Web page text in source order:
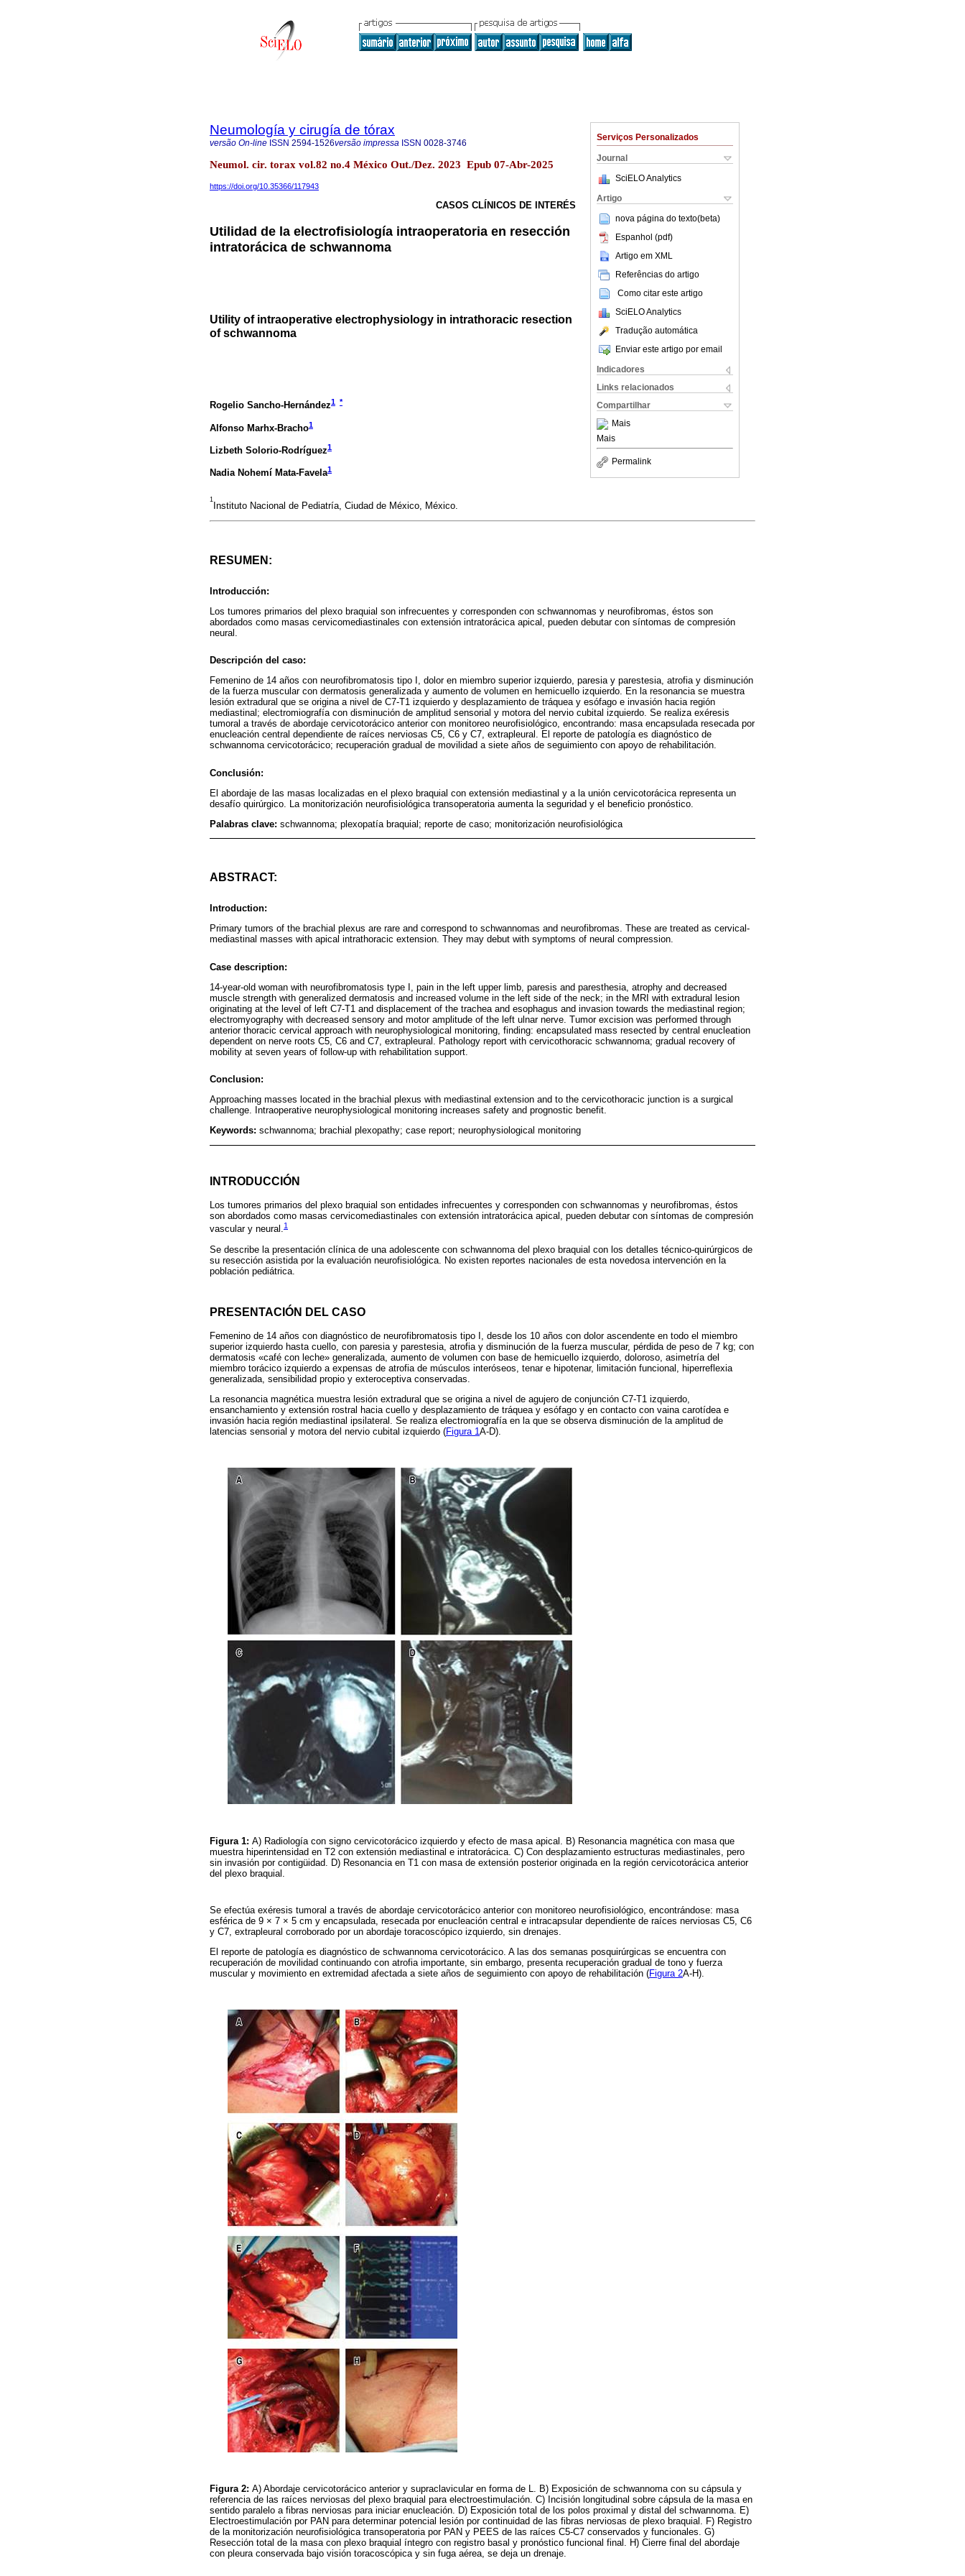
Serviços Personalizados
Journal
SciELO Analytics
Artigo
nova página do texto(beta)
Espanhol (pdf)
Artigo em XML
Referências do artigo
Como citar este artigo
SciELO Analytics
Tradução automática
Enviar este artigo por email
Indicadores
Links relacionados
Compartilhar
Mais
Mais
Permalink
Neumología y cirugía de tórax
versão On-line ISSN 2594-1526versão impressa ISSN 0028-3746
Neumol. cir. torax vol.82 no.4 México Out./Dez. 2023 Epub 07-Abr-2025
https://doi.org/10.35366/117943
CASOS CLÍNICOS DE INTERÉS
Utilidad de la electrofisiología intraoperatoria en resección
intratorácica de schwannoma
Utility of intraoperative electrophysiology in intrathoracic resection
of schwannoma
Rogelio Sancho-Hernández1 *
Alfonso Marhx-Bracho1
Lizbeth Solorio-Rodríguez1
Nadia Nohemí Mata-Favela1
1
Instituto Nacional de Pediatría, Ciudad de México, México.
RESUMEN:
Introducción:
Los tumores primarios del plexo braquial son infrecuentes y corresponden con schwannomas y neurofibromas, éstos son
abordados como masas cervicomediastinales con extensión intratorácica apical, pueden debutar con síntomas de compresión
neural.
Descripción del caso:
Femenino de 14 años con neurofibromatosis tipo I, dolor en miembro superior izquierdo, paresia y parestesia, atrofia y disminución
de la fuerza muscular con dermatosis generalizada y aumento de volumen en hemicuello izquierdo. En la resonancia se muestra
lesión extradural que se origina a nivel de C7-T1 izquierdo y desplazamiento de tráquea y esófago e invasión hacia región
mediastinal; electromiografía con disminución de amplitud sensorial y motora del nervio cubital izquierdo. Se realiza exéresis
tumoral a través de abordaje cervicotorácico anterior con monitoreo neurofisiológico, encontrando: masa encapsulada resecada por
enucleación central dependiente de raíces nerviosas C5, C6 y C7, extrapleural. El reporte de patología es diagnóstico de
schwannoma cervicotorácico; recuperación gradual de movilidad a siete años de seguimiento con apoyo de rehabilitación.
Conclusión:
El abordaje de las masas localizadas en el plexo braquial con extensión mediastinal y a la unión cervicotorácica representa un
desafío quirúrgico. La monitorización neurofisiológica transoperatoria aumenta la seguridad y el beneficio pronóstico.
Palabras clave: schwannoma; plexopatía braquial; reporte de caso; monitorización neurofisiológica
ABSTRACT:
Introduction:
Primary tumors of the brachial plexus are rare and correspond to schwannomas and neurofibromas. These are treated as cervical-
mediastinal masses with apical intrathoracic extension. They may debut with symptoms of neural compression.
Case description:
14-year-old woman with neurofibromatosis type I, pain in the left upper limb, paresis and paresthesia, atrophy and decreased
muscle strength with generalized dermatosis and increased volume in the left side of the neck; in the MRI with extradural lesion
originating at the level of left C7-T1 and displacement of the trachea and esophagus and invasion towards the mediastinal region;
electromyography with decreased sensory and motor amplitude of the left ulnar nerve. Tumor excision was performed through
anterior thoracic cervical approach with neurophysiological monitoring, finding: encapsulated mass resected by central enucleation
dependent on nerve roots C5, C6 and C7, extrapleural. Pathology report with cervicothoracic schwannoma; gradual recovery of
mobility at seven years of follow-up with rehabilitation support.
Conclusion:
Approaching masses located in the brachial plexus with mediastinal extension and to the cervicothoracic junction is a surgical
challenge. Intraoperative neurophysiological monitoring increases safety and prognostic benefit.
Keywords: schwannoma; brachial plexopathy; case report; neurophysiological monitoring
INTRODUCCIÓN
Los tumores primarios del plexo braquial son entidades infrecuentes y corresponden con schwannomas y neurofibromas, éstos
son abordados como masas cervicomediastinales con extensión intratorácica apical, pueden debutar con síntomas de compresión
vascular y neural.1
Se describe la presentación clínica de una adolescente con schwannoma del plexo braquial con los detalles técnico-quirúrgicos de
su resección asistida por la evaluación neurofisiológica. No existen reportes nacionales de esta novedosa intervención en la
población pediátrica.
PRESENTACIÓN DEL CASO
Femenino de 14 años con diagnóstico de neurofibromatosis tipo I, desde los 10 años con dolor ascendente en todo el miembro
superior izquierdo hasta cuello, con paresia y parestesia, atrofia y disminución de la fuerza muscular, pérdida de peso de 7 kg; con
dermatosis «café con leche» generalizada, aumento de volumen con base de hemicuello izquierdo, doloroso, asimetría del
miembro torácico izquierdo a expensas de atrofia de músculos interóseos, tenar e hipotenar, limitación funcional, hiperreflexia
generalizada, sensibilidad propio y exteroceptiva conservadas.
La resonancia magnética muestra lesión extradural que se origina a nivel de agujero de conjunción C7-T1 izquierdo,
ensanchamiento y extensión rostral hacia cuello y desplazamiento de tráquea y esófago y en contacto con vaina carotídea e
invasión hacia región mediastinal ipsilateral. Se realiza electromiografía en la que se observa disminución de la amplitud de
latencias sensorial y motora del nervio cubital izquierdo (Figura 1A-D).
Figura 1: A) Radiología con signo cervicotorácico izquierdo y efecto de masa apical. B) Resonancia magnética con masa que
muestra hiperintensidad en T2 con extensión mediastinal e intratorácica. C) Con desplazamiento estructuras mediastinales, pero
sin invasión por contigüidad. D) Resonancia en T1 con masa de extensión posterior originada en la región cervicotorácica anterior
del plexo braquial.
Se efectúa exéresis tumoral a través de abordaje cervicotorácico anterior con monitoreo neurofisiológico, encontrándose: masa
esférica de 9 × 7 × 5 cm y encapsulada, resecada por enucleación central e intracapsular dependiente de raíces nerviosas C5, C6
y C7, extrapleural corroborado por un abordaje toracoscópico izquierdo, sin drenajes.
El reporte de patología es diagnóstico de schwannoma cervicotorácico. A las dos semanas posquirúrgicas se encuentra con
recuperación de movilidad continuando con atrofia importante, sin embargo, presenta recuperación gradual de tono y fuerza
muscular y movimiento en extremidad afectada a siete años de seguimiento con apoyo de rehabilitación (Figura 2A-H).
Figura 2: A) Abordaje cervicotorácico anterior y supraclavicular en forma de L. B) Exposición de schwannoma con su cápsula y
referencia de las raíces nerviosas del plexo braquial para electroestimulación. C) Incisión longitudinal sobre cápsula de la masa en
sentido paralelo a fibras nerviosas para iniciar enucleación. D) Exposición total de los polos proximal y distal del schwannoma. E)
Electroestimulación por PAN para determinar potencial lesión por continuidad de las fibras nerviosas de plexo braquial. F) Registro
de la monitorización neurofisiológica transoperatoria por PAN y PEES de las raíces C5-C7 conservados y funcionales. G)
Resección total de la masa con plexo braquial íntegro con registro basal y pronóstico funcional final. H) Cierre final del abordaje
con pleura conservada bajo visión toracoscópica y sin fuga aérea, se deja un drenaje.